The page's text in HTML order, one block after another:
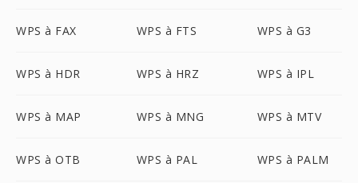
WPS à FAX WPS à FTS WPS à G3
WPS à HDR WPS à HRZ WPS à IPL
WPS à MAP WPS à MNG WPS à MTV
WPS à OTB WPS à PAL WPS à PALM